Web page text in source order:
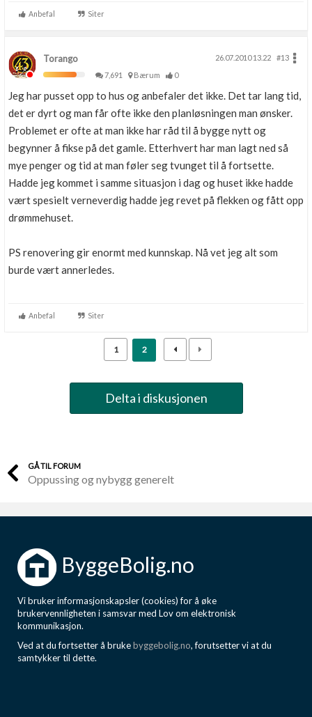
Mitt andre bad i 2etg stod ferdig februar 2013.
Se min bygge blogg:
Anbefal Siter
Torango 26.07.2010 13.22
#13
7,691
Bærum 0
Jeg har pusset opp to hus og anbefaler det ikke. Det tar lang tid,
det er dyrt og man får ofte ikke den planløsningen man ønsker.
Problemet er ofte at man ikke har råd til å bygge nytt og
begynner å fikse på det gamle. Etterhvert har man lagt ned så
mye penger og tid at man føler seg tvunget til å fortsette.
Hadde jeg kommet i samme situasjon i dag og huset ikke hadde
vært spesielt verneverdig hadde jeg revet på flekken og fått opp
drømmehuset.
PS renovering gir enormt med kunnskap. Nå vet jeg alt som
burde vært annerledes.
Anbefal Siter
1 2
Delta i diskusjonen
GÅ TIL FORUM
Oppussing og nybygg generelt
ByggeBolig.no
Vi bruker informasjonskapsler (cookies) for å øke
brukervennligheten i samsvar med Lov om elektronisk
kommunikasjon.
Ved at du fortsetter å brukebyggebolig.no, forutsetter vi at du
samtykker til dette.